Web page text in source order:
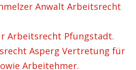
Anwalt Arbeitsrecht
Arbeitsrecht Pfungstadt.
Asperg Vertretung für
Arbeitehmer.